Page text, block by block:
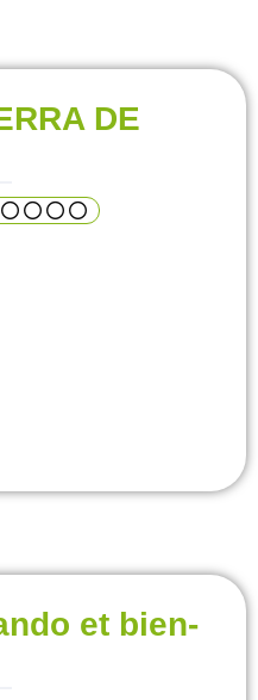
DE
et bien-